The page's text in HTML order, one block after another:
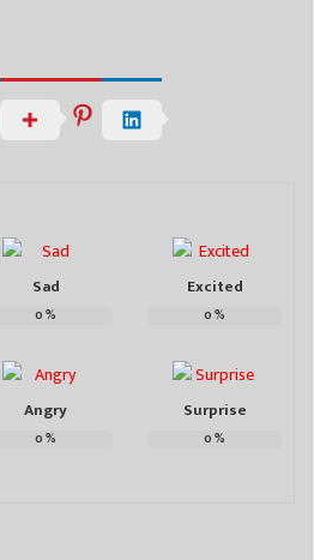
Sad
0%
Excited
0%
Angry
0%
Surprise
0%